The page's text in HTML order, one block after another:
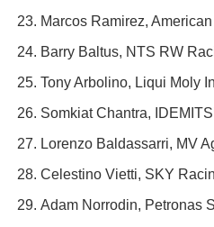
Marcos Ramirez,
Barry Baltus, NTS RW
Tony Arbolino, Liqui Moly
Somkiat Chantra,
Lorenzo Baldassarri, MV
Celestino Vietti, SKY
Adam Norrodin, Petronas